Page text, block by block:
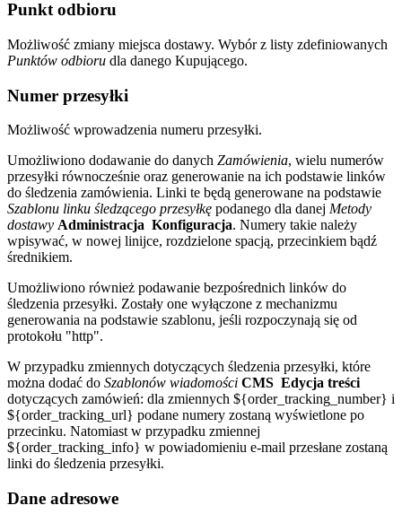
Punkt odbioru
Możliwość zmiany miejsca dostawy. Wybór z listy zdefiniowanych
Punktów odbioru dla danego Kupującego.
Numer przesyłki
Możliwość wprowadzenia numeru przesyłki.
Umożliwiono dodawanie do danych Zamówienia, wielu numerów
przesyłki równocześnie oraz generowanie na ich podstawie linków
do śledzenia zamówienia. Linki te będą generowane na podstawie
Szablonu linku śledzącego przesyłkę podanego dla danej Metody
dostawy Administracja Konfiguracja. Numery takie należy
wpisywać, w nowej linijce, rozdzielone spacją, przecinkiem bądź
średnikiem.
Umożliwiono również podawanie bezpośrednich linków do
śledzenia przesyłki. Zostały one wyłączone z mechanizmu
generowania na podstawie szablonu, jeśli rozpoczynają się od
protokołu "http".
W przypadku zmiennych dotyczących śledzenia przesyłki, które
można dodać do Szablonów wiadomości CMS Edycja treści
dotyczących zamówień: dla zmiennych ${order_tracking_number} i
${order_tracking_url} podane numery zostaną wyświetlone po
przecinku. Natomiast w przypadku zmiennej
${order_tracking_info} w powiadomieniu e-mail przesłane zostaną
linki do śledzenia przesyłki.
Dane adresowe